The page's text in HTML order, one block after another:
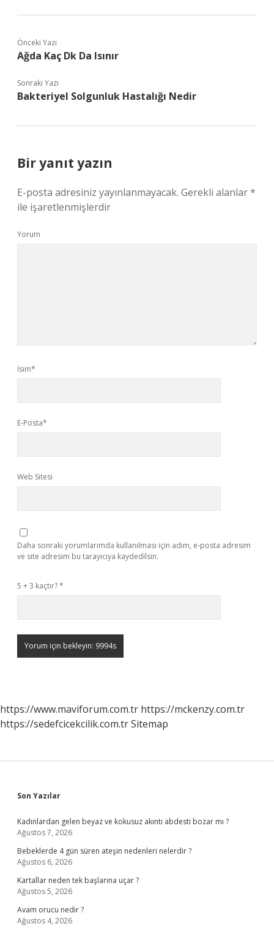
Önceki Yazı
Ağda Kaç Dk Da Isınır
Sonraki Yazı
Bakteriyel Solgunluk Hastalığı Nedir
Bir yanıt yazın
E-posta adresiniz yayınlanmayacak. Gerekli alanlar*
ile işaretlenmişlerdir
Yorum
İsim*
E-Posta*
Web Sitesi
Daha sonraki yorumlarımda kullanılması için adım, e-posta adresim
ve site adresim bu tarayıcıya kaydedilsin.
5 + 3 kaçtır?*
https://www.maviforum.com.tr https://mckenzy.com.tr
https://sedefcicekcilik.com.trSitemap
Sidebar
Son Yazılar
Kadınlardan gelen beyaz ve kokusuz akıntı abdesti bozar mı ?
Ağustos 7, 2026
Bebeklerde 4 gün süren ateşin nedenleri nelerdir ?
Ağustos 6, 2026
Kartallar neden tek başlarına uçar ?
Ağustos 5, 2026
Avam orucu nedir ?
Ağustos 4, 2026